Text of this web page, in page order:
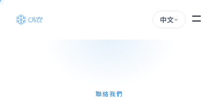
中文
聯絡我們